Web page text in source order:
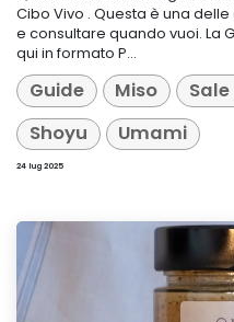
Cibo Vivo . Questa è una
e consultare quando vuoi. La
qui in formato P...
Guide Miso
Shoyu
Umami
24 lug 2025